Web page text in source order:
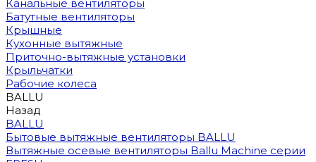
Канальные вентиляторы
Батутные вентиляторы
Крышные
Кухонные вытяжные
Приточно-вытяжные установки
Крыльчатки
Рабочие колеса
BALLU
Назад
BALLU
Бытовые вытяжные вентиляторы BALLU
Вытяжные осевые вентиляторы Ballu Machine серии